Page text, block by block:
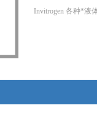
Invitrogen 各种*液